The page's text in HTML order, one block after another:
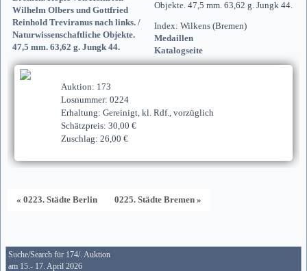
Objekte. 47,5 mm. 63,62 g. Jungk 44.
Index: Wilkens (Bremen)
Medaillen
Katalogseite
Auktion: 173
Losnummer: 0224
Erhaltung: Gereinigt, kl. Rdf., vorzüglich
Schätzpreis: 30,00 €
Zuschlag: 26,00 €
« 0223. Städte Berlin 0225. Städte Bremen »
Suche/Search für 174/. Auktion
am 15.- 17. April 2026